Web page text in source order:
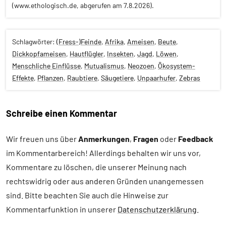
(www.ethologisch.de, abgerufen am 7.8.2026).
Schlagwörter: (Fress-)Feinde, Afrika, Ameisen, Beute,
Dickkopfameisen, Hautflügler, Insekten, Jagd, Löwen,
Menschliche Einflüsse, Mutualismus, Neozoen, Ökosystem-
Effekte, Pflanzen, Raubtiere, Säugetiere, Unpaarhufer, Zebras
Alle
Themen
Alle
Tiergruppen
Empfohlene
Schreibe einen Kommentar
Wir freuen uns über Anmerkungen, Fragen oder Feedback
im Kommentarbereich! Allerdings behalten wir uns vor,
Kommentare zu löschen, die unserer Meinung nach
rechtswidrig oder aus anderen Gründen unangemessen
sind. Bitte beachten Sie auch die Hinweise zur
Kommentarfunktion in unserer Datenschutzerklärung